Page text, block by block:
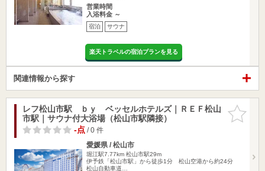
営業時間
入浴料金 ～
宿泊 サウナ
楽天トラベルの宿泊プランを見る
関連情報から探す
お気に入
りに追加
レフ松山市駅 ｂｙ ベッセルホテルズ｜ＲＥＦ松山
市駅｜サウナ付大浴場（松山市駅隣接）
-点/ 0 件
愛媛県 / 松山市
堀江駅7.77km 松山市駅29m
伊予鉄「松山市駅」から徒歩1分 松山空港から約24分
松山自動車道…